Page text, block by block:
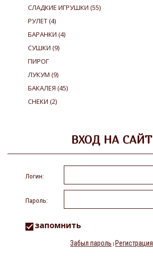
СЛАДКИЕ ИГРУШКИ (55)
РУЛЕТ(4)
БАРАНКИ (4)
СУШКИ (9)
ПИРОГ
ЛУКУМ (9)
БАКАЛЕЯ (45)
СНЕКИ (2)
ВХОД НА САЙТ
Логин:
Пароль:
запомнить
Забыл пароль | Регистрация